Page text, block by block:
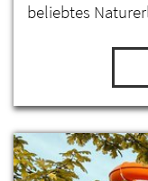
beliebtes
Badesaison ein